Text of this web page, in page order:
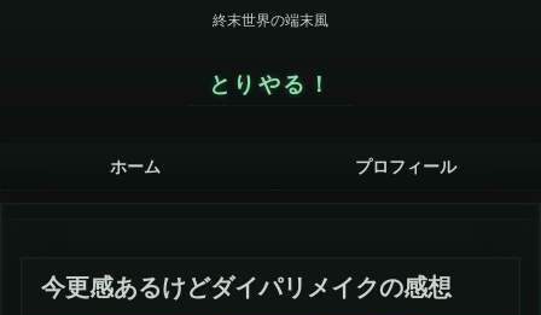
終末世界の端末風
とりやる！
ホーム プロフィール
今更感あるけどダイパリメイクの感想